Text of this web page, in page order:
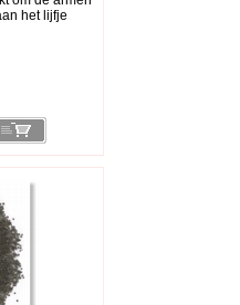
het lijfje